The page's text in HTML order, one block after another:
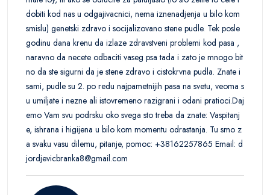
dobiti kod nas u odgajivacnici, nema iznenadjenja u bilo kom
smislu) genetski zdravo i socijalizovano stene pudle. Tek posle
godinu dana krenu da izlaze zdravstveni problemi kod pasa ,
naravno da necete odbaciti vaseg psa tada i zato je mnogo bit
no da ste sigurni da je stene zdravo i cistokrvna pudla. Znate i
sami, pudle su 2. po redu najpametnijih pasa na svetu, veoma s
u umiljate i nezne ali istovremeno razigrani i odani pratioci.Daj
emo Vam svu podrsku oko svega sto treba da znate: Vaspitanj
e, ishrana i higijena u bilo kom momentu odrastanja. Tu smo z
a svaku vasu dilemu, pitanje, pomoc: +38162257865 Email: d
jordjevicbranka8@gmail.com